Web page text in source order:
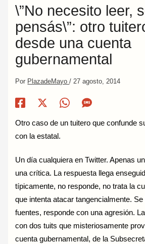
\”No necesito leer,
pensás\”: otro
desde una cuenta
gubernamental
Por PlazadeMayo/ 27 agosto, 2014
Otro caso de un tuitero que confunde
con la estatal.
Un día cualquiera en Twitter. Apenas
una crítica. La respuesta llega
típicamente, no responde, no trata la
que intenta atacar tangencialmente.
fuentes, responde con una agresión.
con dos tuits que misteriosamente
cuenta gubernamental, de la